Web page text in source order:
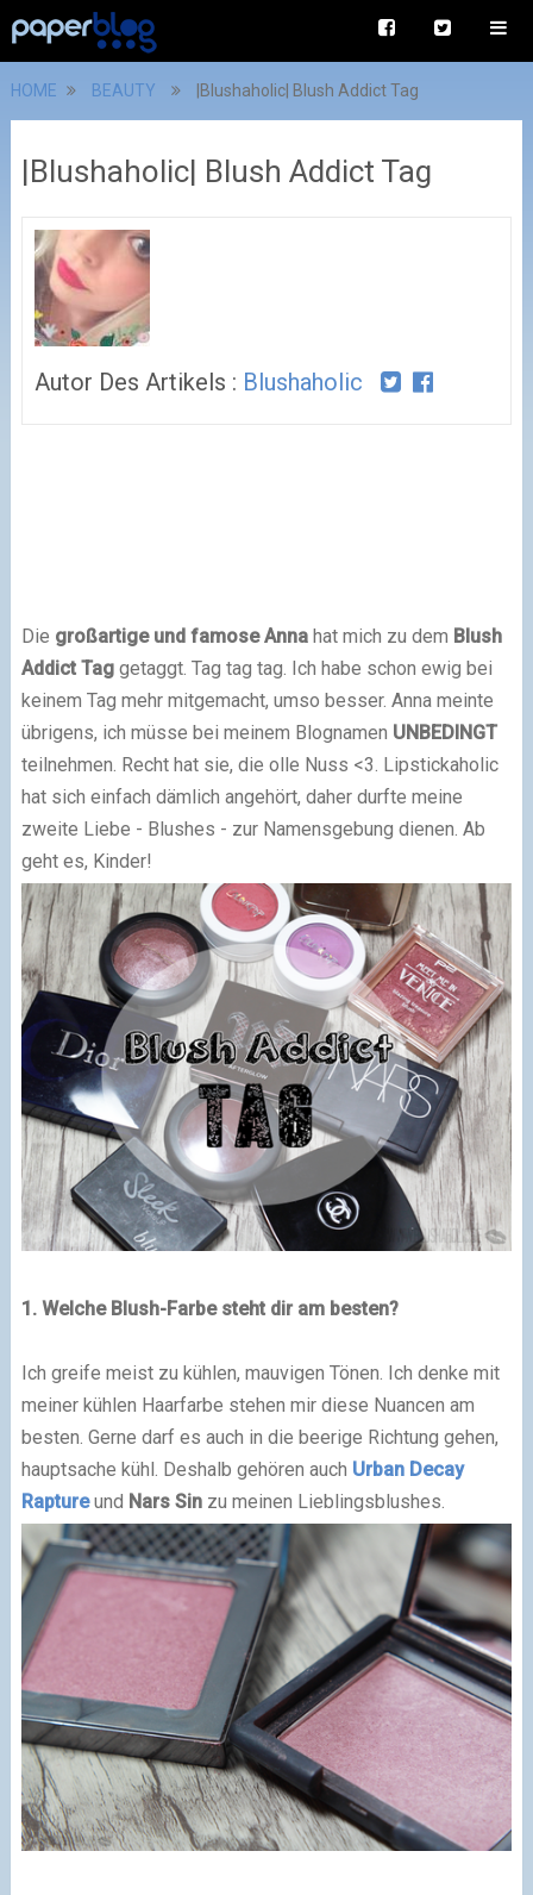
HOME BEAUTY |Blushaholic| Blush Addict Tag
|Blushaholic| Blush Addict Tag
Autor Des Artikels : Blushaholic
Die großartige und famose Annahat mich zu dem Blush
Addict Taggetaggt. Tag tag tag. Ich habe schon ewig bei
keinem Tag mehr mitgemacht, umso besser. Anna meinte
übrigens, ich müsse bei meinem Blognamen UNBEDINGT
teilnehmen. Recht hat sie, die olle Nuss <3. Lipstickaholic
hat sich einfach dämlich angehört, daher durfte meine
zweite Liebe - Blushes - zur Namensgebung dienen. Ab
geht es, Kinder!
1. Welche Blush-Farbe steht dir am besten?
Ich greife meist zu kühlen, mauvigen Tönen. Ich denke mit
meiner kühlen Haarfarbe stehen mir diese Nuancen am
besten. Gerne darf es auch in die beerige Richtung gehen,
hauptsache kühl. Deshalb gehören auch Urban Decay
Raptureund Nars Sinzu meinen Lieblingsblushes.